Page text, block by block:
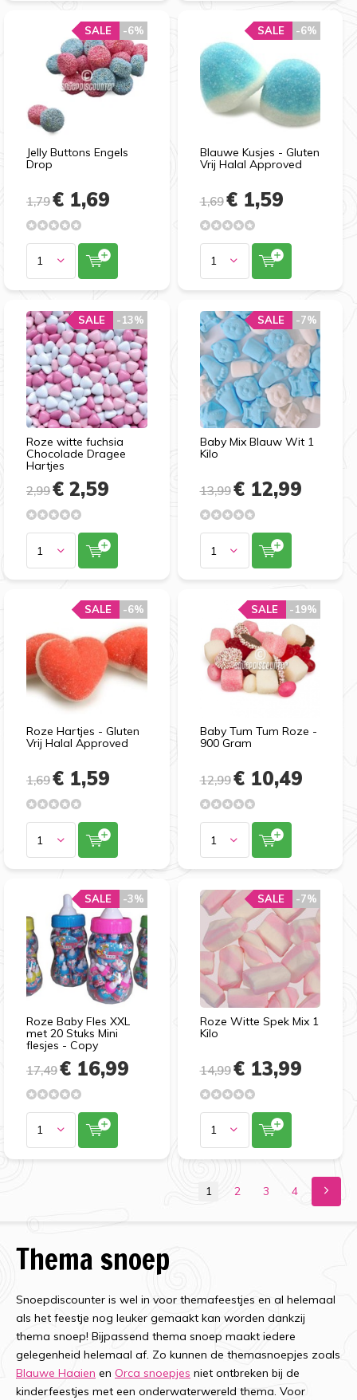
Jelly Buttons Engels
Drop
-6%
SALE
1,79€ 1,69
Blauwe Kusjes - Gluten
Vrij Halal Approved
-6%
SALE
1,69€ 1,59
Roze witte fuchsia
Chocolade Dragee
Hartjes
-13%
SALE
2,99€ 2,59
Baby Mix Blauw Wit 1
Kilo
-7%
SALE
13,99€ 12,99
Roze Hartjes - Gluten
Vrij Halal Approved
-6%
SALE
1,69€ 1,59
Baby Tum Tum Roze -
900 Gram
-19%
SALE
12,99€ 10,49
Roze Baby Fles XXL
met 20 Stuks Mini
flesjes - Copy
-3%
SALE
17,49€ 16,99
Roze Witte Spek Mix 1
Kilo
-7%
SALE
14,99€ 13,99
1 2 3 4
Thema snoep
Snoepdiscounter is wel in voor themafeestjes en al helemaal
als het feestje nog leuker gemaakt kan worden dankzij
thema snoep! Bijpassend thema snoep maakt iedere
gelegenheid helemaal af. Zo kunnen de themasnoepjes zoals
Blauwe Haaien en Orca snoepjes niet ontbreken bij de
kinderfeestjes met een onderwaterwereld thema. Voor